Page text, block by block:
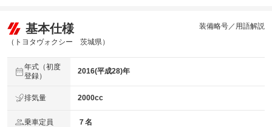
基本仕様
（トヨタヴォクシー 茨城県）
装備略号／用語解説
年式（初度
登録）
2016(平成28)年
排気量 2000cc
乗車定員 ７名